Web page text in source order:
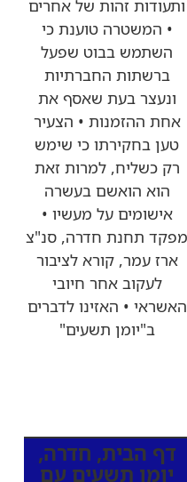
ותעודות זהות של אחרים
• המשטרה טוענת כי
השתמש בבוט שפעל
ברשתות החברתיות
ונעצר בעת שאסף את
אחת ההזמנות • הצעיר
טען בחקירתו כי שימש
רק כשליח, למרות זאת
הוא הואשם בעשרה
אישומים על מעשיו •
מפקד תחנת חדרה, סנ"צ
ארז עמר, קורא לציבור
לעקוב אחר חיובי
האשראי • האזינו לדברים
ב"יומן תשעים"
דף הבית, חדרה,
יומן תשעים עם